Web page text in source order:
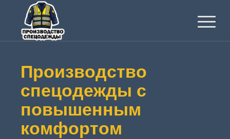
Производство
спецодежды с
повышенным
комфортом